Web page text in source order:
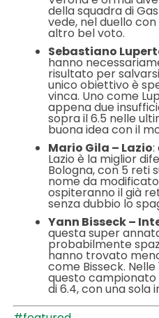
della squadra di
vede, nel duello
altro bel voto.
Sebastiano
hanno
risultato per
unico obiettivo è
vinca. Uno come
appena due
sopra il 6.5 nelle
buona idea con il
Mario Gila – Lazio:
Lazio è la miglior
Bologna, con 5 reti
nome da
ospiteranno il già
senza dubbio lo
Yann Bisseck –
questa super
probabilmente
hanno trovato
come Bisseck.
questo
di 6.4, con una sola